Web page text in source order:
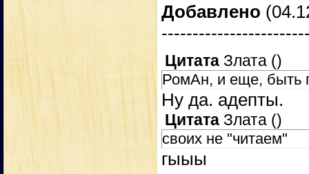
Добавлено
Цитата Злата ()
РомАн, и еще, быть
Ну да. адепты.
Цитата Злата ()
своих не "читаем"
гыыы